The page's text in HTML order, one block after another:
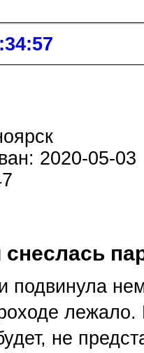
2020-05-03
подвинула
лежало.
не